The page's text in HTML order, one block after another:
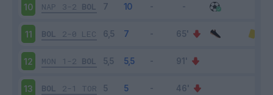
10 NAP 3-2 BOL
11 BOL 2-0 LEC
12 MON 1-2 BOL
13 BOL 2-1 TOR